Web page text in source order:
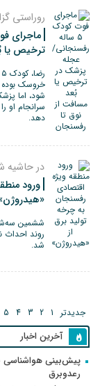
روراستی
ترخیص یا
خروسک بوده
شود، اما
سرانجام
دهد.
در
ورود
ششمین
شد.
جدیدتر 1
2
3
4
5
آخرین اخبار
پیش‌بینی هواشناسی
رعدوبرق